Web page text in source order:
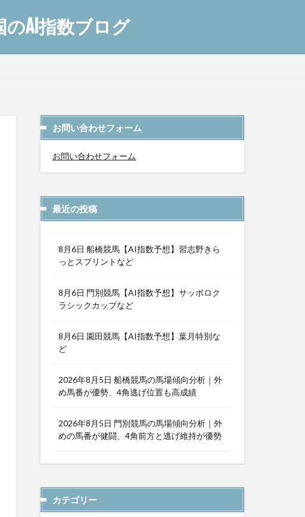
のAI指数ブログ
お問い合わせフォーム
お問い合わせフォーム
最近の投稿
8月6日 船橋競馬【AI指数予想】習志野きら
っとスプリントなど
8月6日 門別競馬【AI指数予想】サッポロク
ラシックカップなど
8月6日 園田競馬【AI指数予想】葉月特別な
ど
2026年8月5日 船橋競馬の馬場傾向分析｜外
め馬番が優勢、4角逃げ位置も高成績
2026年8月5日 門別競馬の馬場傾向分析｜外
めの馬番が健闘、4角前方と逃げ維持が優勢
カテゴリー